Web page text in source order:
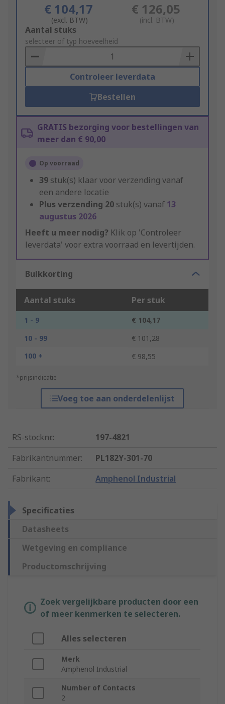
€ 104,17
(excl. BTW)
€ 126,05
(incl. BTW)
Add
to
Basket
Aantal stuks
selecteer of typ hoeveelheid
Controleer leverdata
Bestellen
GRATIS bezorging voor bestellingen van
meer dan € 90,00
Op voorraad
39 stuk(s) klaar voor verzending vanaf
een andere locatie
Plus verzending 20 stuk(s) vanaf 13
augustus 2026
Heeft u meer nodig? Klik op 'Controleer
leverdata' voor extra voorraad en levertijden.
Bulkkorting
Aantal stuks Per stuk
1 - 9
€ 104,17
10 - 99
€ 101,28
100 +
€ 98,55
*prijsindicatie
Voeg toe aan onderdelenlijst
RS-stocknr.:
197-4821
Fabrikantnummer:
PL182Y-301-70
Fabrikant: Amphenol Industrial
Specificaties
Datasheets
Wetgeving en compliance
Productomschrijving
Zoek vergelijkbare producten door een
of meer kenmerken te selecteren.
Alles selecteren
Merk
Amphenol Industrial
Number of Contacts
2